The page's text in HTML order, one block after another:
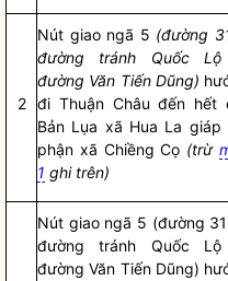
2
Nút giao ngã 5 (đường
đường tránh Quốc
đường Văn Tiến Dũng)
đi Thuận Châu đến hết
Bản Lụa xã Hua La giáp
phận xã Chiềng Cọ (trừ
1 ghi trên)
Nút giao ngã 5 (đường
đường tránh Quốc
đường Văn Tiến Dũng)